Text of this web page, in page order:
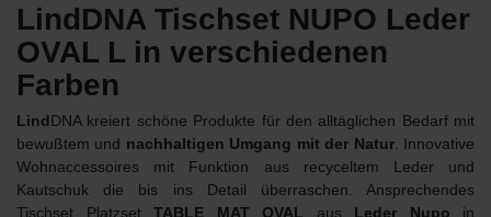
LindDNA Tischset NUPO Leder
OVAL L in verschiedenen
Farben
LindDNA kreiert schöne Produkte für den alltäglichen Bedarf mit
bewußtem und nachhaltigen Umgang mit der Natur. Innovative
Wohnaccessoires mit Funktion aus recyceltem Leder und
Kautschuk die bis ins Detail überraschen. Ansprechendes
Tischset Platzset TABLE MAT OVAL aus Leder Nupo in